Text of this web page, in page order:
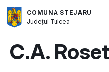
COMUNA STEJARU
Județul Tulcea
C.A.